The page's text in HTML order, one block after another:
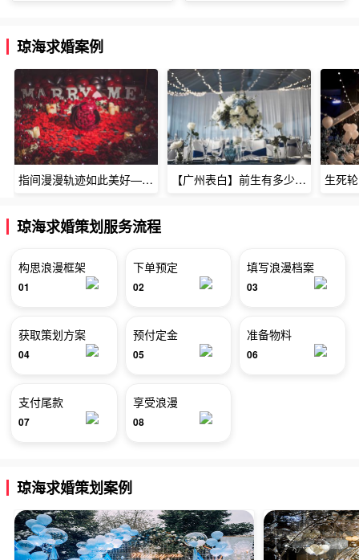
琼海求婚案例
指间漫漫轨迹如此美好——深圳烈焰玫瑰生日惊喜 【广州表白】前生有多少未尽的缘7张
琼海求婚策划服务流程
构思浪漫框架
01
下单预定
02
填写浪漫档案
03
获取策划方案
04
预付定金
05
准备物料
06
支付尾款
07
享受浪漫
08
琼海求婚策划案例